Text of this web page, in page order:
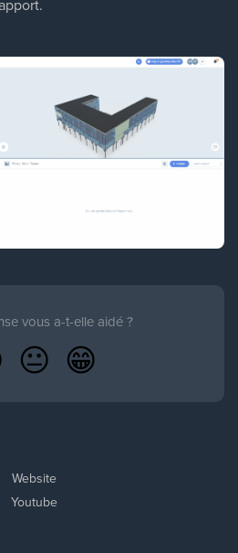
vous a-t-elle aidé ?
😐 😁
Website
Youtube